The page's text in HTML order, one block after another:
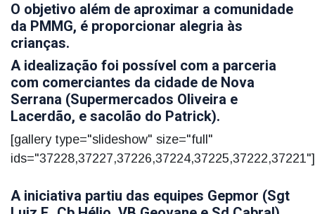
O objetivo além de aproximar a comunidade
da PMMG, é proporcionar alegria às
crianças.
A idealização foi possível com a parceria
com comerciantes da cidade de Nova
Serrana (Supermercados Oliveira e
Lacerdão, e sacolão do Patrick).
[gallery type="slideshow" size="full"
ids="37228,37227,37226,37224,37225,37222,37221"]
A iniciativa partiu das equipes Gepmor (Sgt